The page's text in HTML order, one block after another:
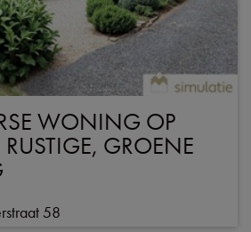
WONING OP
GROENE
58